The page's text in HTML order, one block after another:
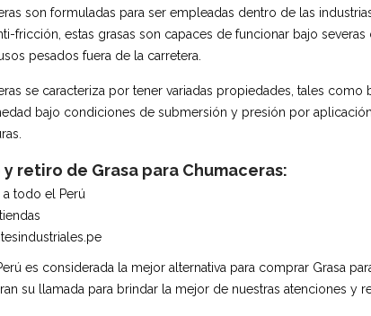
son formuladas para ser empleadas dentro de las
fricción, estas grasas son capaces de funcionar bajo
pesados fuera de la carretera.
se caracteriza por tener variadas propiedades, tales
bajo condiciones de submersión y presión por
retiro de Grasa para Chumaceras:
a todo el Perú
es considerada la mejor alternativa para comprar Grasa
su llamada para brindar la mejor de nuestras atenciones y